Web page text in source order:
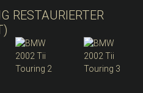
RESTAURIERTER